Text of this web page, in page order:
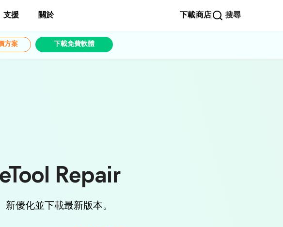
支援 關於 下載商店 搜尋
方案 下載免費軟體
Repair
新優化並下載最新版本。